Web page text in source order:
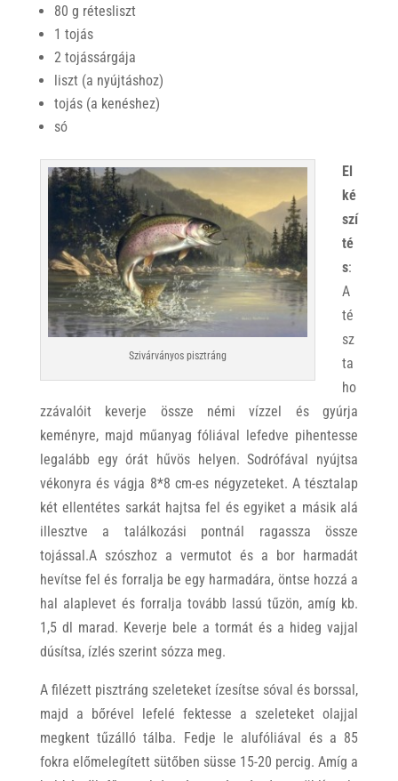
80 g rétesliszt
1 tojás
2 tojássárgája
liszt (a nyújtáshoz)
tojás (a kenéshez)
só
Szivárványos pisztráng
El
ké
szí
té
s:
A
té
sz
ta
ho
zzávalóit keverje össze némi vízzel és gyúrja
keményre, majd műanyag fóliával lefedve pihentesse
legalább egy órát hűvös helyen. Sodrófával nyújtsa
vékonyra és vágja 8*8 cm-es négyzeteket. A tésztalap
két ellentétes sarkát hajtsa fel és egyiket a másik alá
illesztve a találkozási pontnál ragassza össze
tojással.A szószhoz a vermutot és a bor harmadát
hevítse fel és forralja be egy harmadára, öntse hozzá a
hal alaplevet és forralja tovább lassú tűzön, amíg kb.
1,5 dl marad. Keverje bele a tormát és a hideg vajjal
dúsítsa, ízlés szerint sózza meg.
A filézett pisztráng szeleteket ízesítse sóval és borssal,
majd a bőrével lefelé fektesse a szeleteket olajjal
megkent tűzálló tálba. Fedje le alufóliával és a 85
fokra előmelegített sütőben süsse 15-20 percig. Amíg a